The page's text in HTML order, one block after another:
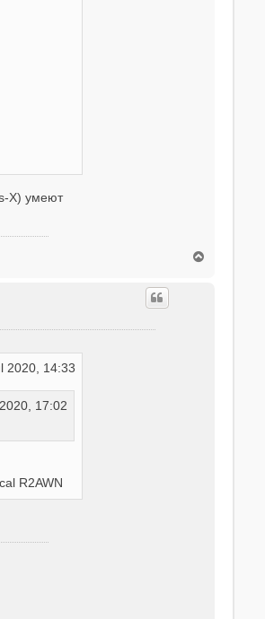
X) умеют
2020, 14:33
17:02
R2AWN